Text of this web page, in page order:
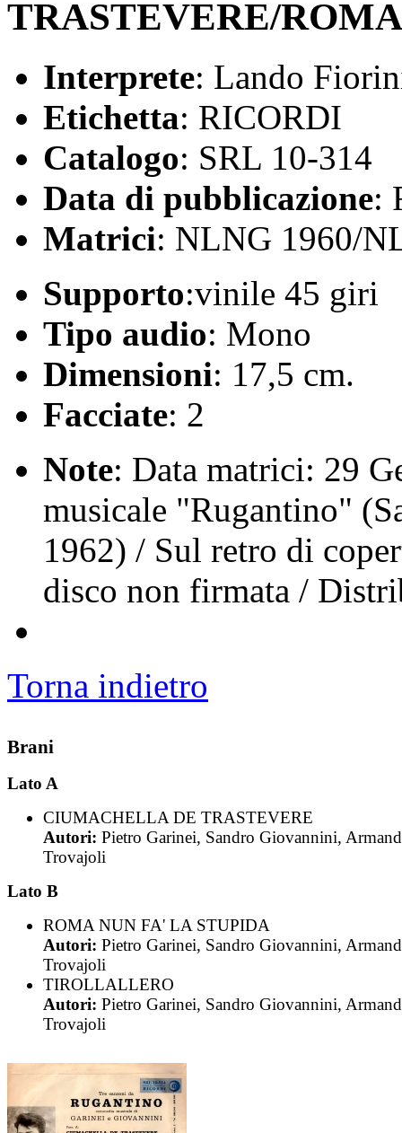
TRASTEVERE/
Interprete: Lando
Etichetta: RICORDI
Catalogo: SRL 10-314
Data di pubblicazione:
Matrici: NLNG 1960/
Supporto:vinile 45 giri
Tipo audio: Mono
Dimensioni: 17,5 cm.
Facciate: 2
Note: Data matrici: 29
musicale "Rugantino"
1962) / Sul retro di
disco non firmata /
Torna indietro
Brani
Lato A
CIUMACHELLA DE TRASTEVERE
Autori: Pietro Garinei, Sandro Giovannini,
Trovajoli
Lato B
ROMA NUN FA' LA STUPIDA
Autori: Pietro Garinei, Sandro Giovannini,
Trovajoli
TIROLLALLERO
Autori: Pietro Garinei, Sandro Giovannini,
Trovajoli